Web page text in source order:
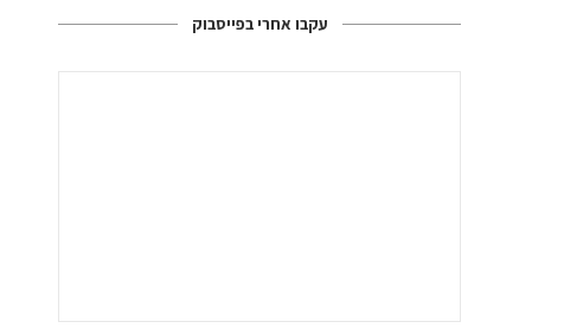
עקבו אחרי בפייסבוק